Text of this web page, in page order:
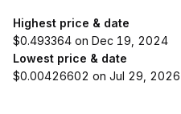
Highest price & date
$0.493364 on Dec 19, 2024
Lowest price & date
$0.00426602 on Jul 29, 2026